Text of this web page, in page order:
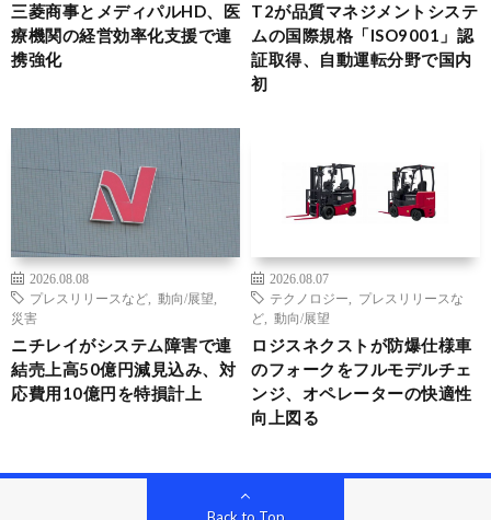
三菱商事とメディパルHD、医
療機関の経営効率化支援で連
携強化
T2が品質マネジメントシステ
ムの国際規格「ISO9001」認
証取得、自動運転分野で国内
初
2026.08.08
プレスリリースなど
動向/展望
災害
ニチレイがシステム障害で連
結売上高50億円減見込み、対
応費用10億円を特損計上
2026.08.07
テクノロジー
プレスリリースな
ど
動向/展望
ロジスネクストが防爆仕様車
のフォークをフルモデルチェ
ンジ、オペレーターの快適性
向上図る